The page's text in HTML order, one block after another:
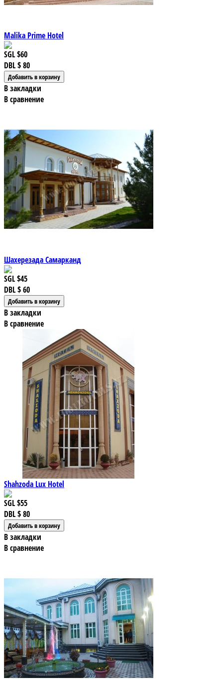
Malika Prime Hotel
SGL$60
DBL$ 80
В закладки
В сравнение
Шахерезада Самарканд
SGL$45
DBL$ 60
В закладки
В сравнение
Shahzoda Lux Hotel
SGL$55
DBL$ 80
В закладки
В сравнение